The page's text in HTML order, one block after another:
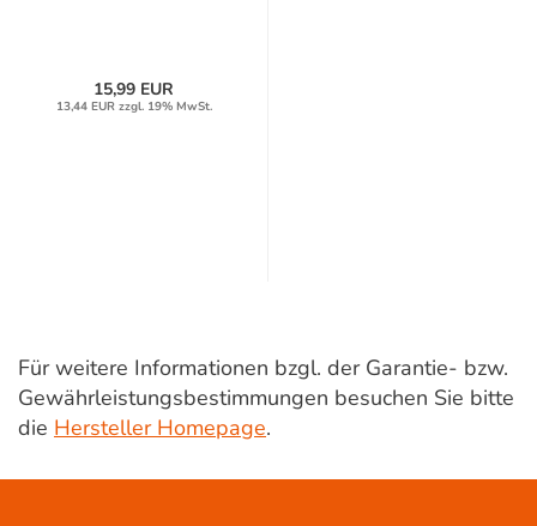
15,99 EUR
13,44 EUR zzgl. 19% MwSt.
Für weitere Informationen bzgl. der Garantie- bzw.
Gewährleistungsbestimmungen besuchen Sie bitte
die Hersteller Homepage.